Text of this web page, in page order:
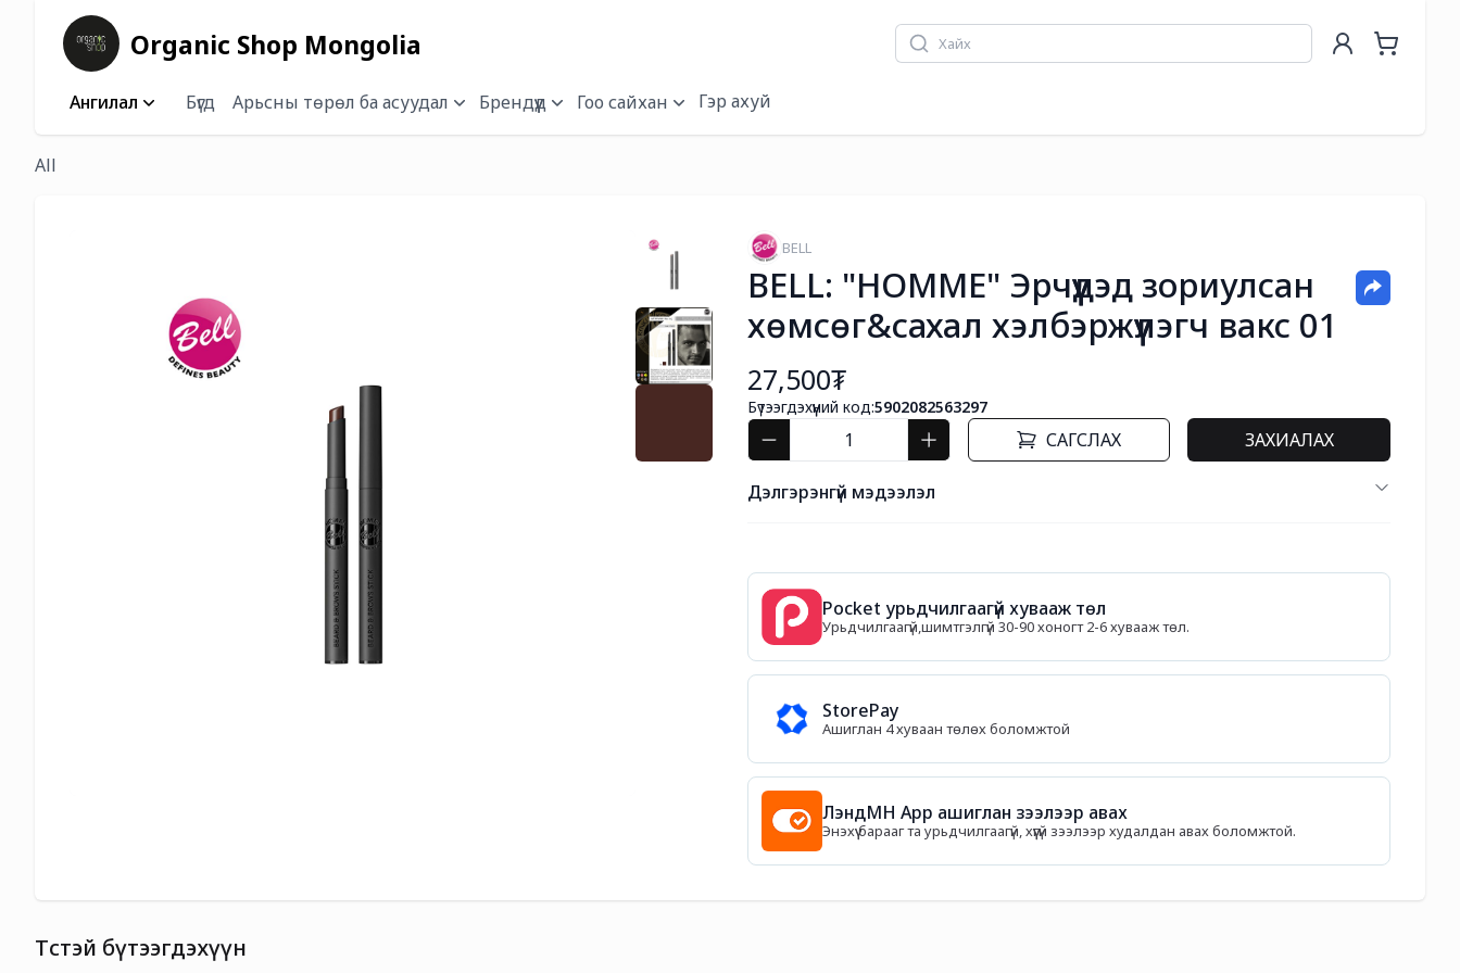
Organic Shop Mongolia
Ангилал Бүгд Арьсны төрөл ба асуудал Брендүүд Гоо сайхан Гэр ахуй
All
BELL
BELL: "HOMME" Эрчүүдэд зориулсан
хөмсөг&сахал хэлбэржүүлэгч вакс 01
27,500₮
Бүтээгдэхүүний код:5902082563297
САГСЛАХ ЗАХИАЛАХ
Дэлгэрэнгүй мэдээлэл
Pocket урьдчилгаагүй хувааж төл
Урьдчилгаагүй,шимтгэлгүй 30-90 хоногт 2-6 хувааж төл.
StorePay
Ашиглан 4 хуваан төлөх боломжтой
ЛэндМН App ашиглан зээлээр авах
Энэхүү барааг та урьдчилгаагүй, хүүгүй зээлээр худалдан авах боломжтой.
Төстэй бүтээгдэхүүн